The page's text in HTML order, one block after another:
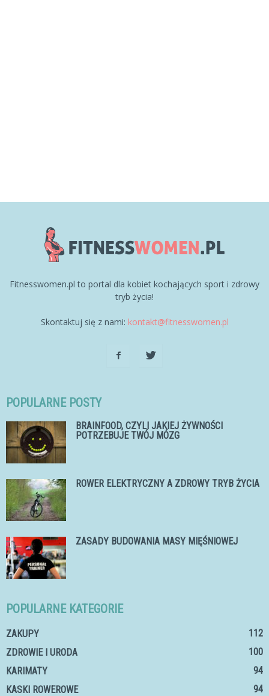
Fitnesswomen.pl to portal dla kobiet kochających sport i zdrowy
tryb życia!
Skontaktuj się z nami: kontakt@fitnesswomen.pl
POPULARNE POSTY
BRAINFOOD, CZYLI JAKIEJ ŻYWNOŚCI
POTRZEBUJE TWÓJ MÓZG
ROWER ELEKTRYCZNY A ZDROWY TRYB ŻYCIA
ZASADY BUDOWANIA MASY MIĘŚNIOWEJ
POPULARNE KATEGORIE
ZAKUPY
112
ZDROWIE I URODA
100
KARIMATY
94
KASKI ROWEROWE
94